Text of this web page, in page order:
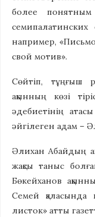
более
например,
свой мотив».
Сөйтіп, тұңғыш
ақынның көзі
әдебиетінің
әйгілеген адам –
Әлихан Абайдың
жақсы таныс
Бөкейханов
Семей
листок» атты